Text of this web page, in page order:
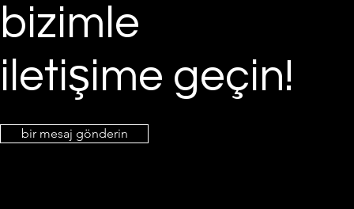
bizimle
iletişime geçin!
bir mesaj gönderin